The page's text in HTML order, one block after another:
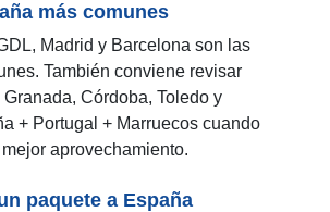
más comunes
Madrid y Barcelona son las
También conviene revisar
Córdoba, Toledo y
+ Portugal + Marruecos cuando
aprovechamiento.
paquete a España